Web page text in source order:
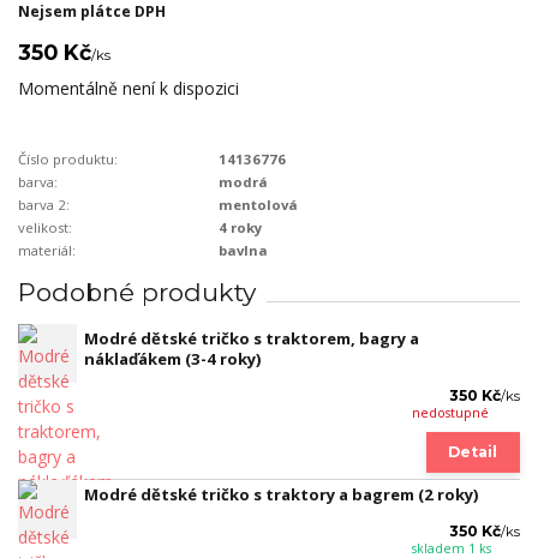
Nejsem plátce DPH
350 Kč/ks
Momentálně není k dispozici
Číslo produktu:
14136776
barva:
modrá
barva 2:
mentolová
velikost:
4 roky
materiál:
bavlna
Podobné produkty
Modré dětské tričko s traktorem, bagry a
náklaďákem (3-4 roky)
350 Kč/ks
nedostupné
Detail
Modré dětské tričko s traktory a bagrem (2 roky)
350 Kč/ks
skladem 1 ks